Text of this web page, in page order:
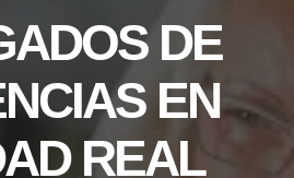
DE
EN
REAL